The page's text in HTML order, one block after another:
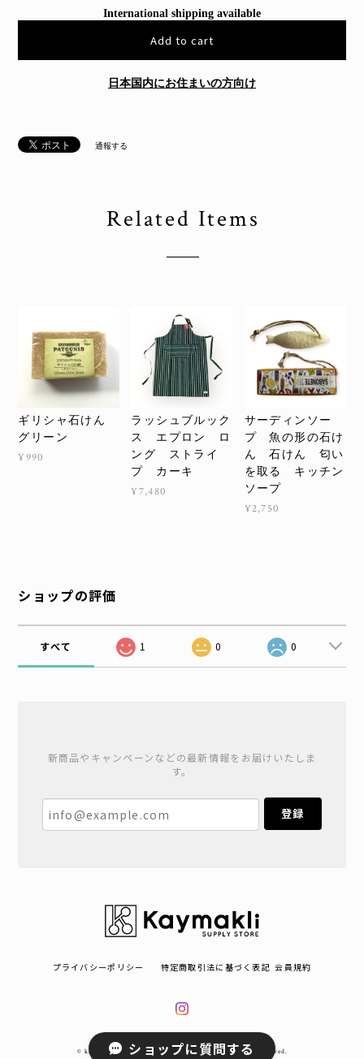
International shipping available
Add to cart
日本国内にお住まいの方向け
通報する
Related Items
ギリシャ石けん
グリーン
¥990
ラッシュブルック
ス エプロン ロ
ング ストライ
プ カーキ
¥7,480
サーディンソー
プ 魚の形の石け
ん 石けん 匂い
を取る キッチン
ソープ
¥2,750
ショップの評価
すべて 1 0 0
新商品やキャンペーンなどの最新情報をお届けいたしま
す。
登録
プライバシーポリシー 特定商取引法に基づく表記 会員規約
© kaymakli カイマクル オンラインショップ All rights reserved.
ショップに質問する